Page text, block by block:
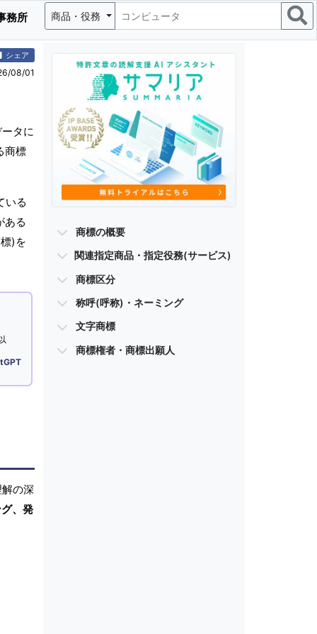
務所 商品・役務
シェア
08/01
タに
商標
いる
ある
)を
の深
、発
商標の概要
関連指定商品・指定役務(サービス)
商標区分
称呼(呼称)・ネーミング
文字商標
商標権者・商標出願人